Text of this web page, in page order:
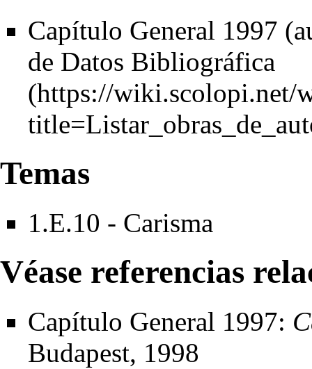
Capítulo General 1997
de Datos Bibliográfica
Temas
1.E.10 - Carisma
Véase referencias
Capítulo General 1997:
Budapest, 1998